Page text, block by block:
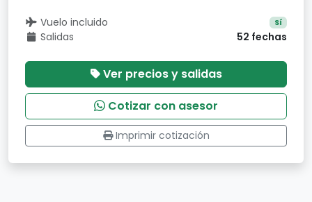
Vuelo incluido Sí
Salidas 52 fechas
Ver precios y salidas
Cotizar con asesor
Imprimir cotización